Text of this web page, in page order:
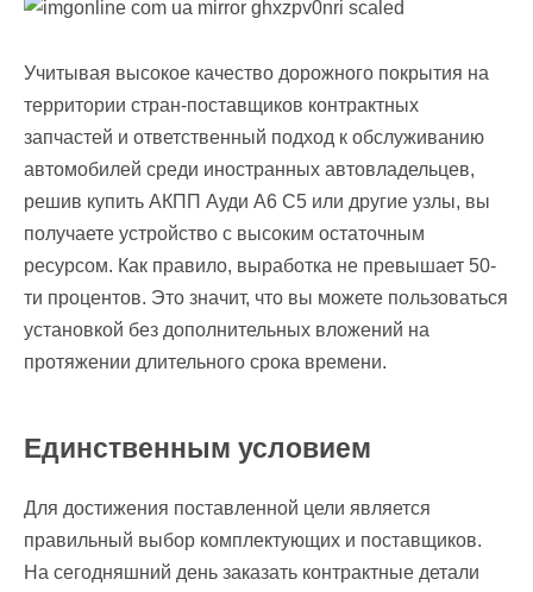
Учитывая высокое качество дорожного покрытия на
территории стран-поставщиков контрактных
запчастей и ответственный подход к обслуживанию
автомобилей среди иностранных автовладельцев,
решив купить АКПП Ауди А6 С5 или другие узлы, вы
получаете устройство с высоким остаточным
ресурсом. Как правило, выработка не превышает 50-
ти процентов. Это значит, что вы можете пользоваться
установкой без дополнительных вложений на
протяжении длительного срока времени.
Единственным условием
Для достижения поставленной цели является
правильный выбор комплектующих и поставщиков.
На сегодняшний день заказать контрактные детали